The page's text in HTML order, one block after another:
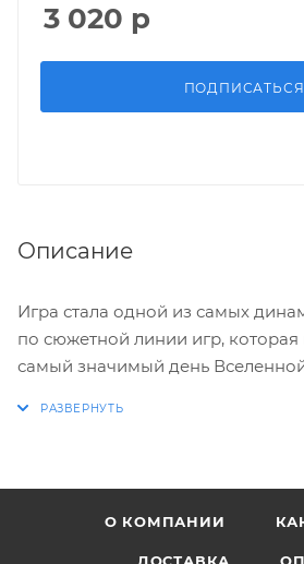
3 020 р
ПОДПИСАТЬСЯ
Описание
Игра стала одной из самых
по сюжетной линии игр, которая
самый значимый день
вращается вокруг отряда солдат
сформированного за несколько
О КОМПАНИИ